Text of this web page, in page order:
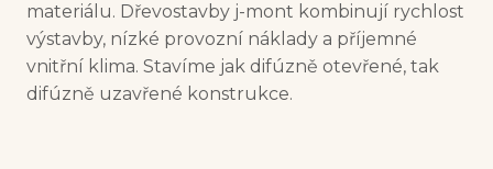
materiálu. Dřevostavby j-mont kombinují rychlost
výstavby, nízké provozní náklady a příjemné
vnitřní klima. Stavíme jak difúzně otevřené, tak
difúzně uzavřené konstrukce.